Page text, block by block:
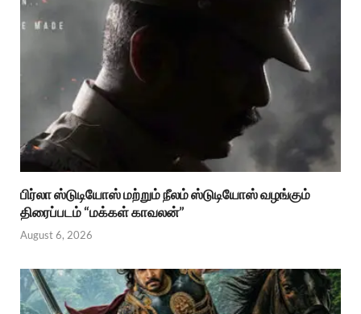
பிர்லா ஸ்டுடியோஸ் மற்றும் நீலம் ஸ்டுடியோஸ் வழங்கும்
திரைப்படம் “மக்கள் காவலன்”
August 6, 2026